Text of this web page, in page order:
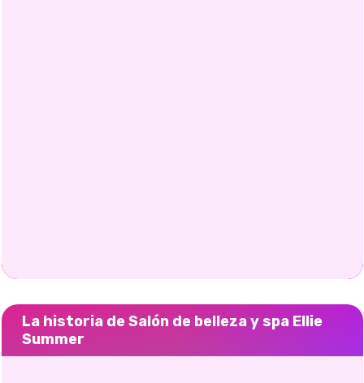
La historia de Salón de belleza y spa Ellie
Summer